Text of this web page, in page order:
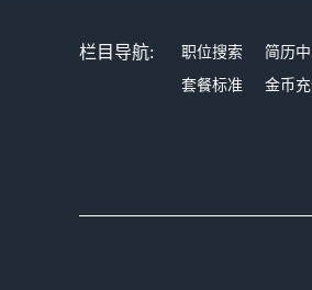
栏目导航: 职位搜索 简历
套餐标准
金币